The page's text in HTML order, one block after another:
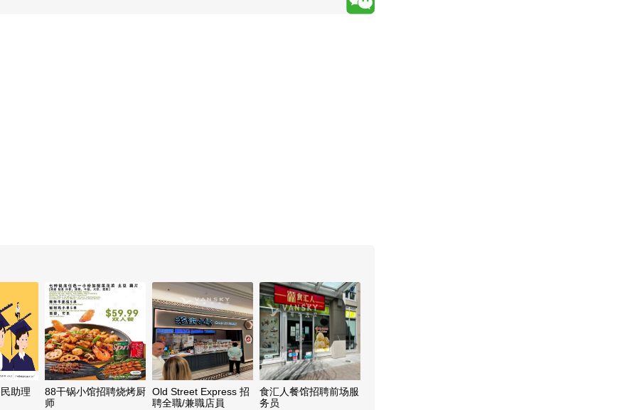
助理
88干锅小馆招聘烧烤厨
师
Old Street Express 招
聘全職/兼職店員
食汇人餐馆招聘前场服
务员